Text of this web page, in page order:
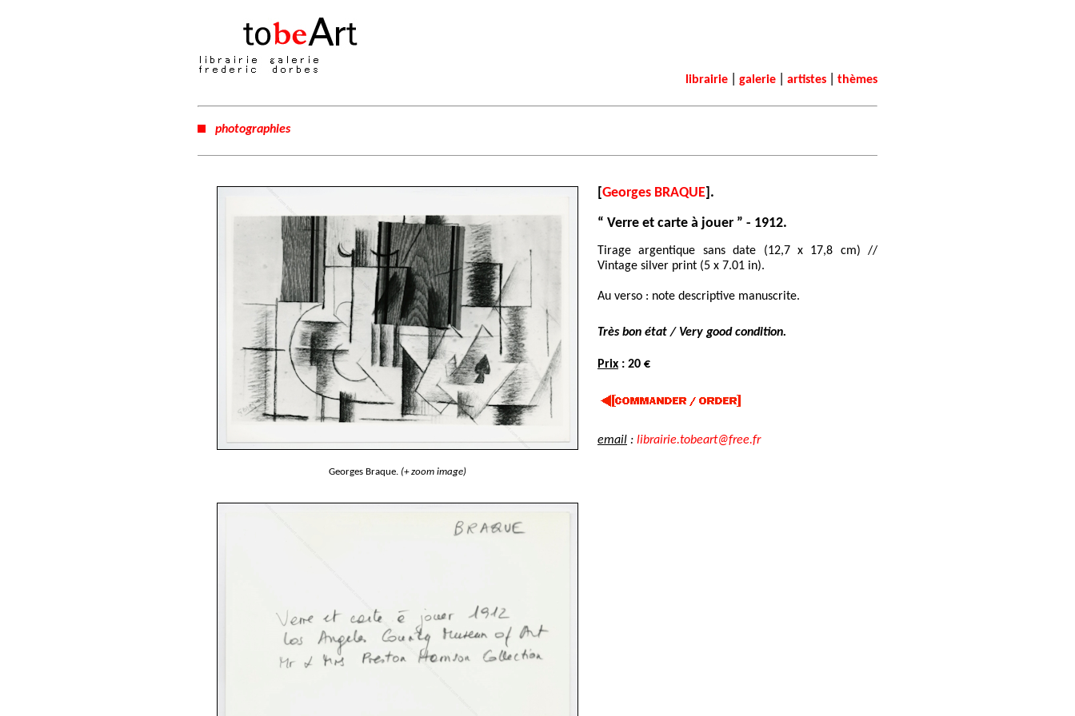
librairie galerie artistes thèmes
photographies
Georges Braque. (+ zoom image)
[Georges BRAQUE].
“ Verre et carte à jouer ” - 1912.
Tirage argentique sans date (12,7 x 17,8 cm) //
Vintage silver print (5 x 7.01 in).
Au verso : note descriptive manuscrite.
Très bon état / Very good condition.
Prix : 20 €
email : librairie.tobeart@free.fr